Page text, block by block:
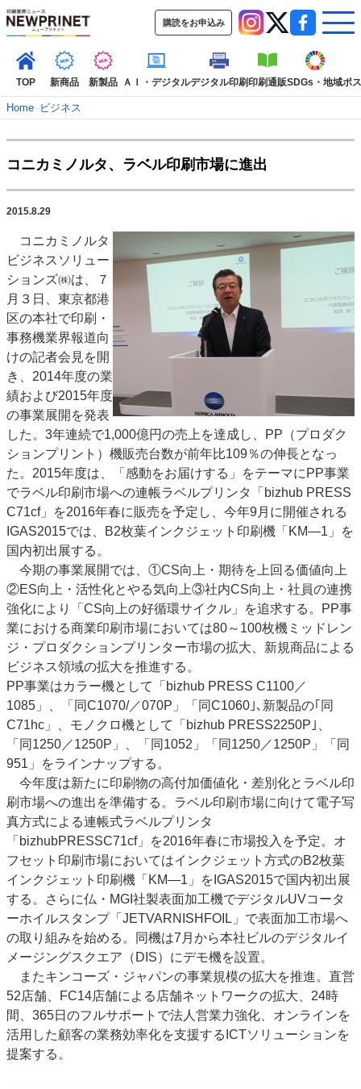
購読をお申込み
TOP 新商品 新製品 ＡＩ・デジタルデジタル印刷印刷通販SDGs・地域ポ
インタビュー
コレクション
新商品 新製品 ＡＩ・デジタル デジタル印刷
印刷通販
SDGs・地域
ポストプレス イベント
市場・統計
人事・移転・異動・訃報
特集記事カテゴリー一覧
2022 見える化・MIS特集
特集・デジタル印刷 アイデアで勝負！ ～多様なビジネス・多彩な商材～
JAPAN PACK 2023 特集
中古印刷機・製本機特集
特集・デジタル印刷 ～ 新成長軌道を描く
案内
発刊案内
JFPI印刷用語集 印刷機材年鑑
運営
会社案内
購読・購入申し込み
サイトポリシー
お問い合わせ
Home–ビジネス
コニカミノルタ、ラベル印刷市場に進出
2015.8.29
コニカミノルタ
ビジネスソリュー
ションズ㈱は、７
月３日、東京都港
区の本社で印刷・
事務機業界報道向
けの記者会見を開
き、2014年度の業
績および2015年度
の事業展開を発表
した。3年連続で1,000億円の売上を達成し、PP（プロダク
ションプリント）機販売台数が前年比109％の伸長となっ
た。2015年度は、「感動をお届けする」をテーマにPP事業
でラベル印刷市場への連帳ラベルプリンタ「bizhub PRESS
C71cf」を2016年春に販売を予定し、今年9月に開催される
IGAS2015では、B2枚葉インクジェット印刷機「KM―1」を
国内初出展する。
今期の事業展開では、①CS向上・期待を上回る価値向上
②ES向上・活性化とやる気向上③社内CS向上・社員の連携
強化により「CS向上の好循環サイクル」を追求する。PP事
業における商業印刷市場においては80～100枚機ミッドレン
ジ・プロダクションプリンター市場の拡大、新規商品による
ビジネス領域の拡大を推進する。
PP事業はカラー機として「bizhub PRESS C1100／
1085」、「同C1070/／070P」「同C1060｣､新製品の｢同
C71hc」、モノクロ機として「bizhub PRESS2250P｣、
「同1250／1250P」、「同1052」「同1250／1250P」「同
951」をラインナップする。
今年度は新たに印刷物の高付加価値化・差別化とラベル印
刷市場への進出を準備する。ラベル印刷市場に向けて電子写
真方式による連帳式ラベルプリンタ
「bizhubPRESSC71cf」を2016年春に市場投入を予定。オ
フセット印刷市場においてはインクジェット方式のB2枚葉
インクジェット印刷機「KM―1」をIGAS2015で国内初出展
する。さらに仏・MGI社製表面加工機でデジタルUVコータ
ーホイルスタンプ「JETVARNISHFOIL」で表面加工市場へ
の取り組みを始める。同機は7月から本社ビルのデジタルイ
メージングスクエア（DIS）にデモ機を設置。
またキンコーズ・ジャパンの事業規模の拡大を推進。直営
52店舗、FC14店舗による店舗ネットワークの拡大、24時
間、365日のフルサポートで法人営業力強化、オンラインを
活用した顧客の業務効率化を支援するICTソリューションを
提案する。